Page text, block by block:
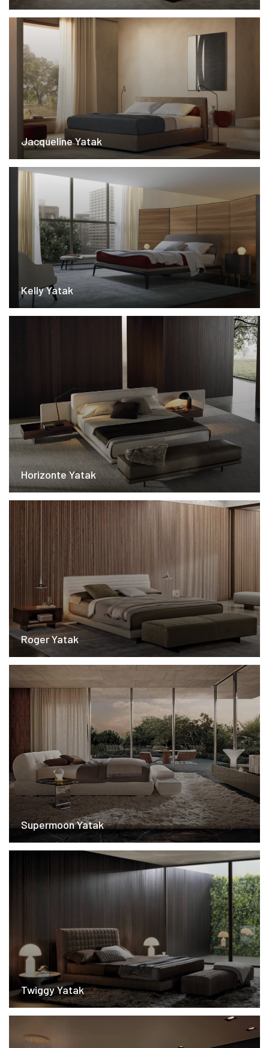
Jacqueline Yatak
Kelly Yatak
Horizonte Yatak
Roger Yatak
Supermoon Yatak
Twiggy Yatak